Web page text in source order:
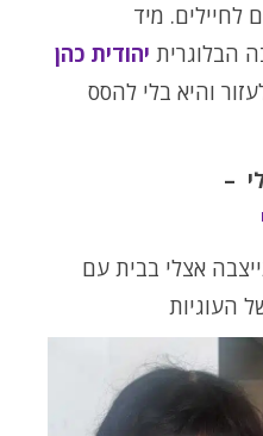
לחיילים. מיד
הבלוגרית יהודית כהן
והיא בלי להסס
–
אצלי בבית עם
העוגיות